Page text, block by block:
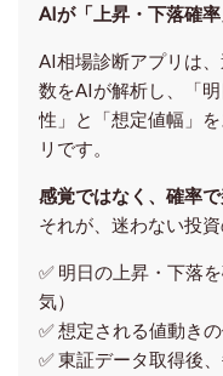
AIが「上昇・下落確
AI相場診断アプリは
数をAIが解析し、「
性」と「想定値幅」
リです。
感覚ではなく、確率で
それが、迷わない投資
✅ 明日の上昇・下落を
気）
✅ 想定される値動きの
✅ 東証データ取得後、